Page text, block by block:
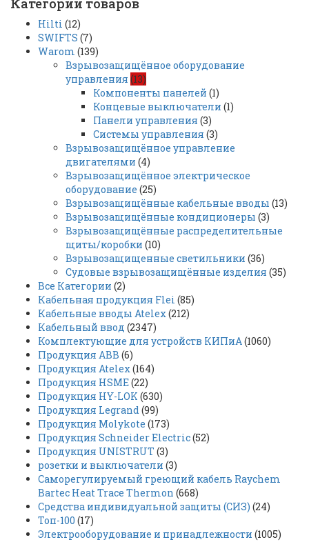
Категории товаров
Hilti (12)
SWIFTS (7)
Warom (139)
Взрывозащищённое оборудование
управления (13)
Компоненты панелей (1)
Концевые выключатели (1)
Панели управления (3)
Системы управления (3)
Взрывозащищённое управление
двигателями (4)
Взрывозащищённое электрическое
оборудование (25)
Взрывозащищённые кабельные вводы (13)
Взрывозащищённые кондиционеры (3)
Взрывозащищённые распределительные
щиты/коробки (10)
Взрывозащищенные светильники (36)
Судовые взрывозащищённые изделия (35)
Все Категории (2)
Кабельная продукция Flei (85)
Кабельные вводы Atelex(212)
Кабельный ввод (2347)
Комплектующие для устройств КИПиА(1060)
Продукция ABB (6)
Продукция Atelex(164)
Продукция HSME(22)
Продукция HY-LOK (630)
Продукция Legrand(99)
Продукция Molykote (173)
Продукция Schneider Electric(52)
Продукция UNISTRUT (3)
розетки и выключатели (3)
Саморегулируемый греющий кабель Raychem
Bartec Heat Trace Thermon (668)
Средства индивидуальной защиты (СИЗ) (24)
Топ-100 (17)
Электрооборудование и принадлежности (1005)